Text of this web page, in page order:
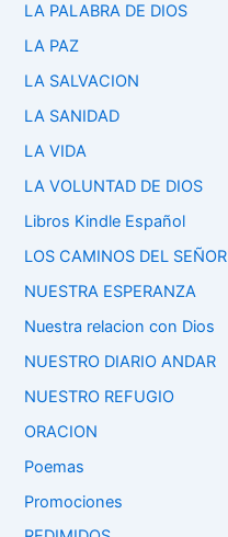
LA PALABRA DE DIOS
LA PAZ
LA SALVACION
LA SANIDAD
LA VIDA
LA VOLUNTAD DE DIOS
Libros Kindle Español
LOS CAMINOS DEL SEÑOR
NUESTRA ESPERANZA
Nuestra relacion con Dios
NUESTRO DIARIO ANDAR
NUESTRO REFUGIO
ORACION
Poemas
Promociones